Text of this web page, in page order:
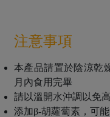
注意事項
本產品請置於陰涼乾
月內食用完畢
請以溫開水沖調以免
添加β-胡蘿蔔素，可